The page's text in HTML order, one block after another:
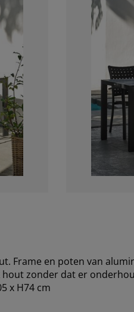
Frame en poten van
zonder dat er
x H74 cm